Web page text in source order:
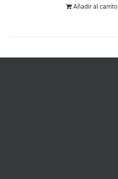
Añadir al carrito